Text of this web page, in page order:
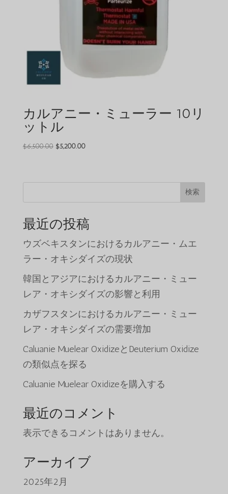
カルアニー・ミューラー 10リ
ットル
$6,500.00 元
格
$6,500.00
し
た。
$5,200.00現
価
は
$5,200.00
で
す。
検索
最近の投稿
ウズベキスタンにおけるカルアニー・ムエ
ラー・オキシダイズの現状
韓国とアジアにおけるカルアニー・ミュー
レア・オキシダイズの影響と利用
カザフスタンにおけるカルアニー・ミュー
レア・オキシダイズの需要増加
Caluanie Muelear OxidizeとDeuterium Oxidize
の類似点を探る
Caluanie Muelear Oxidizeを購入する
最近のコメント
表示できるコメントはありません。
アーカイブ
2025年2月